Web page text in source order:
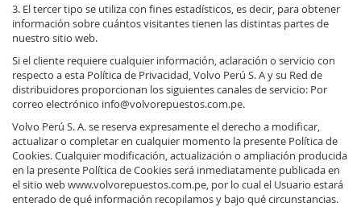
3. El tercer tipo se utiliza con fines estadísticos, es decir, para obtener
información sobre cuántos visitantes tienen las distintas partes de
nuestro sitio web.
Si el cliente requiere cualquier información, aclaración o servicio con
respecto a esta Política de Privacidad, Volvo Perú S. A y su Red de
distribuidores proporcionan los siguientes canales de servicio: Por
correo electrónico info@volvorepuestos.com.pe.
Volvo Perú S. A. se reserva expresamente el derecho a modificar,
actualizar o completar en cualquier momento la presente Política de
Cookies. Cualquier modificación, actualización o ampliación producida
en la presente Política de Cookies será inmediatamente publicada en
el sitio web www.volvorepuestos.com.pe, por lo cual el Usuario estará
enterado de qué información recopilamos y bajo qué circunstancias.